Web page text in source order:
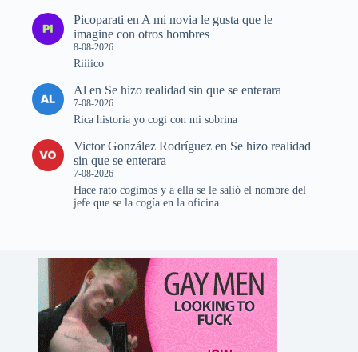
Picoparati en A mi novia le gusta que le
imagine con otros hombres
8-08-2026
Riiiico
Al en Se hizo realidad sin que se enterara
7-08-2026
Rica historia yo cogi con mi sobrina
Victor González Rodríguez en Se hizo realidad
sin que se enterara
7-08-2026
Hace rato cogimos y a ella se le salió el nombre del
jefe que se la cogía en la oficina…